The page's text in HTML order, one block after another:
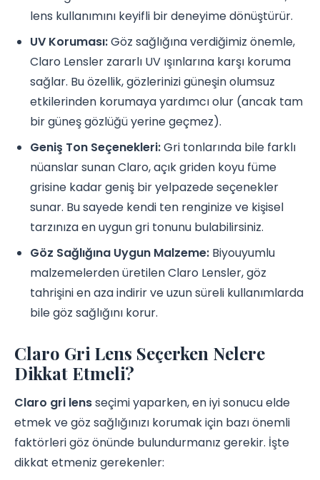
lens kullanımını keyifli bir deneyime dönüştürür.
UV Koruması:Göz sağlığına verdiğimiz önemle,
Claro Lensler zararlı UV ışınlarına karşı koruma
sağlar. Bu özellik, gözlerinizi güneşin olumsuz
etkilerinden korumaya yardımcı olur (ancak tam
bir güneş gözlüğü yerine geçmez).
Geniş Ton Seçenekleri:Gri tonlarında bile farklı
nüanslar sunan Claro, açık griden koyu füme
grisine kadar geniş bir yelpazede seçenekler
sunar. Bu sayede kendi ten renginize ve kişisel
tarzınıza en uygun gri tonunu bulabilirsiniz.
Göz Sağlığına Uygun Malzeme: Biyouyumlu
malzemelerden üretilen Claro Lensler, göz
tahrişini en aza indirir ve uzun süreli kullanımlarda
bile göz sağlığını korur.
Claro Gri Lens Seçerken Nelere
Dikkat Etmeli?
Claro gri lensseçimi yaparken, en iyi sonucu elde
etmek ve göz sağlığınızı korumak için bazı önemli
faktörleri göz önünde bulundurmanız gerekir. İşte
dikkat etmeniz gerekenler: